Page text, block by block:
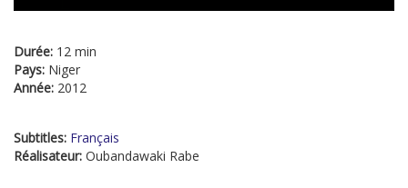
Durée: 12 min
Pays: Niger
Année: 2012
Subtitles: Français
Réalisateur: Oubandawaki Rabe